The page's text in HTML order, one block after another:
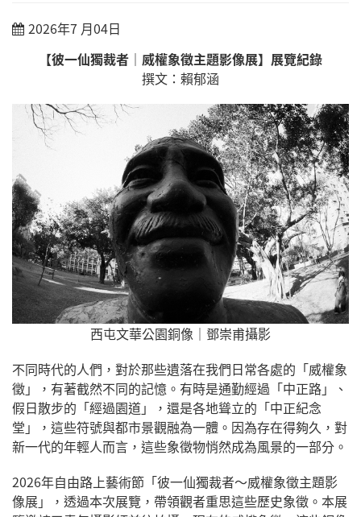
2026年7 月04日
【彼一仙獨裁者｜威權象徵主題影像展】展覽紀錄
撰文：賴郁涵
西屯文華公園銅像​｜鄧崇甫攝影
不同時代的人們，對於那些遺落在我們日常各處的「威權象
徵」，有著截然不同的記憶。有時是通勤經過「中正路」、
假日散步的「經過園道」，還是各地聳立的「中正紀念
堂」，這些符號與都市景觀融為一體。因為存在得夠久，對
新一代的年輕人而言，這些象徵物悄然成為風景的一部分。
2026年自由路上藝術節「彼一仙獨裁者～威權象徵主題影
像展」，透過本次展覽，帶領觀者重思這些歷史象徵。本展